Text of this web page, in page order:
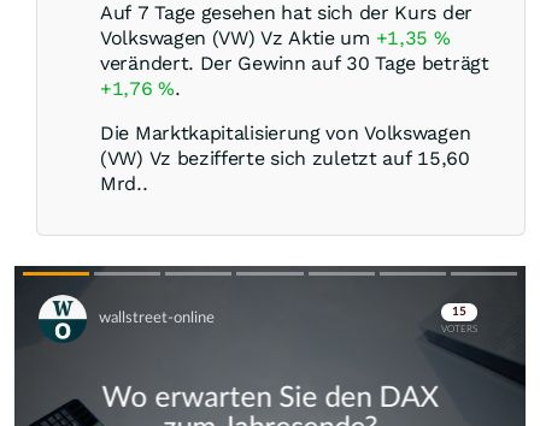
Auf 7 Tage gesehen hat sich der Kurs der
Volkswagen (VW) Vz Aktie um +1,35 %
verändert. Der Gewinn auf 30 Tage beträgt
+1,76%.
Die Marktkapitalisierung von Volkswagen
(VW) Vz bezifferte sich zuletzt auf 15,60
Mrd..
Skip